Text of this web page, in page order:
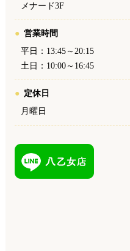
メナード3F
営業時間
平日：13:45～20:15
土日：10:00～16:45
定休日
月曜日